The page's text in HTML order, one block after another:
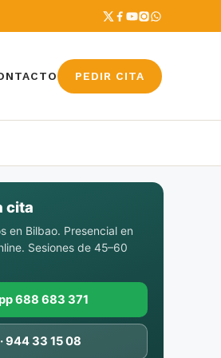
PEDIR CITA
cita
en Bilbao. Presencial en
Sesiones de 45–60
688 683 371
944 33 15 08